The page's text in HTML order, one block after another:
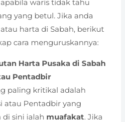
waris tidak tahu
yang betul. Jika anda
harta di Sabah, berikut
cara menguruskannya:
Harta Pusaka di Sabah
Pentadbir
paling kritikal adalah
atau Pentadbir yang
sini ialah muafakat. Jika